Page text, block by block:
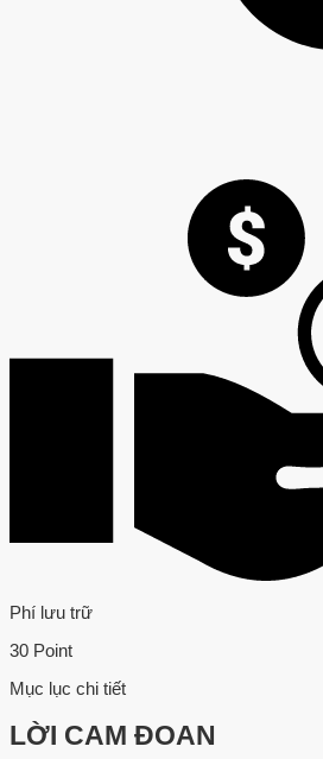
Phí lưu trữ
30 Point
Mục lục chi tiết
LỜI CAM ĐOAN